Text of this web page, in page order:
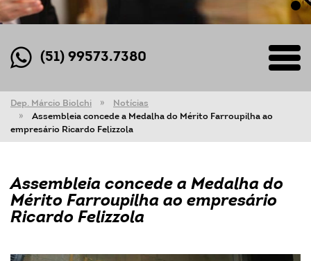
(51) 99573.7380
Dep. Márcio Biolchi
Notícias
Assembleia concede a Medalha do Mérito Farroupilha ao
empresário Ricardo Felizzola
Assembleia concede a Medalha do
Mérito Farroupilha ao empresário
Ricardo Felizzola